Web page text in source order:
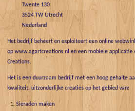
Twente 130
3524 TW Utrecht
Nederland
Het bedrijf beheert en exploiteert een online
op www.agartcreations.nl en een mobiele applicatie
Creations.
Het is een duurzaam bedrijf met een hoog gehalte
kwaliteit, uitzonderlijke creaties op het gebied van:
Sieraden maken